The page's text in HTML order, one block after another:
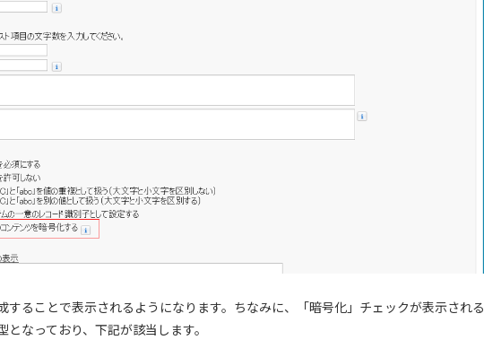
することで表示されるようになります。ちなみに、「暗号化」チェックが表示される
なっており、下記が該当します。